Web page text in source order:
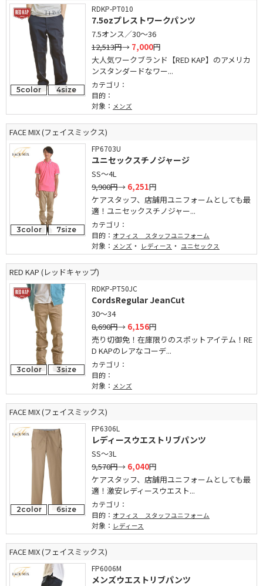
5color 4size
RDKP-PT010
7.5ozプレストワークパンツ
7.5オンス／30～36
12,513円→ 7,000円
大人気ワークブランド【RED KAP】のアメリカ
ンスタンダードなワー...
カテゴリ：
目的：
対象： メンズ
FACE MIX (フェイスミックス)
3color 7size
FP6703U
ユニセックスチノジャージ
SS～4L
9,900円→ 6,251円
ケアスタッフ、店舗用ユニフォームとしても最
適！ユニセックスチノジャー...
カテゴリ：
目的： オフィス スタッフユニフォーム
対象： メンズ ・ レディース ・ ユニセックス
RED KAP (レッドキャップ)
3color 3size
RDKP-PT50JC
CordsRegular JeanCut
30～34
8,690円→ 6,156円
売り切御免！在庫限りのスポットアイテム！RE
D KAPのレアなコーデ...
カテゴリ：
目的：
対象： メンズ
FACE MIX (フェイスミックス)
2color 6size
FP6306L
レディースウエストリブパンツ
SS～3L
9,570円→ 6,040円
ケアスタッフ、店舗用ユニフォームとしても最
適！激安レディースウエスト...
カテゴリ：
目的： オフィス スタッフユニフォーム
対象： レディース
FACE MIX (フェイスミックス)
FP6006M
メンズウエストリブパンツ